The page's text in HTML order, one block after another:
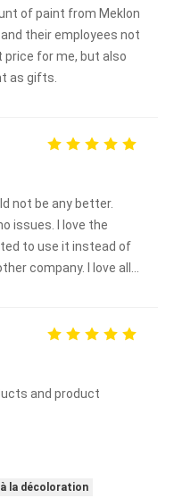
of paint from Meklon
their employees not
for me, but also
as gifts.
not be any better.
issues. I love the
to use it instead of
company. I love all
and product
la décoloration